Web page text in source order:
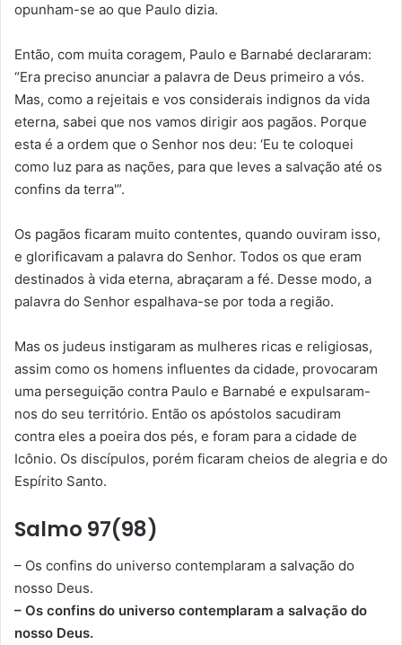
opunham-se ao que Paulo dizia.
Então, com muita coragem, Paulo e Barnabé declararam:
“Era preciso anunciar a palavra de Deus primeiro a vós.
Mas, como a rejeitais e vos considerais indignos da vida
eterna, sabei que nos vamos dirigir aos pagãos. Porque
esta é a ordem que o Senhor nos deu: ‘Eu te coloquei
como luz para as nações, para que leves a salvação até os
confins da terra'”.
Os pagãos ficaram muito contentes, quando ouviram isso,
e glorificavam a palavra do Senhor. Todos os que eram
destinados à vida eterna, abraçaram a fé. Desse modo, a
palavra do Senhor espalhava-se por toda a região.
Mas os judeus instigaram as mulheres ricas e religiosas,
assim como os homens influentes da cidade, provocaram
uma perseguição contra Paulo e Barnabé e expulsaram-
nos do seu território. Então os apóstolos sacudiram
contra eles a poeira dos pés, e foram para a cidade de
Icônio. Os discípulos, porém ficaram cheios de alegria e do
Espírito Santo.
Salmo 97(98)
– Os confins do universo contemplaram a salvação do
nosso Deus.
– Os confins do universo contemplaram a salvação do
nosso Deus.